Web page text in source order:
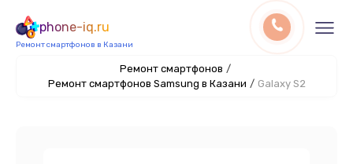
phone-iq.ru
Ремонт смартфонов в Казани
Ремонт смартфонов /
Ремонт смартфонов Samsung в Казани / Galaxy S2